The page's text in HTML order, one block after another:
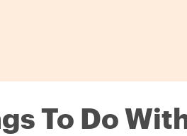
To Do